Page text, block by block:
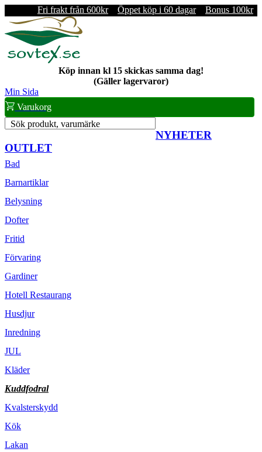
Fri frakt från 600kr Öppet köp i 60 dagar Bonus 100kr
Köp innan kl 15 skickas samma dag!
(Gäller lagervaror)
Min Sida
Varukorg
Sök produkt, varumärke
NYHETER
OUTLET
Bad
Barnartiklar
Belysning
Dofter
Fritid
Förvaring
Gardiner
Hotell Restaurang
Husdjur
Inredning
JUL
Kläder
Kuddfodral
Kvalsterskydd
Kök
Lakan